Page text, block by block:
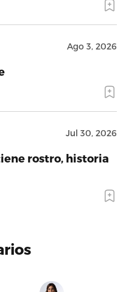
Ago 3, 2026
Jul 30, 2026
rostro, historia